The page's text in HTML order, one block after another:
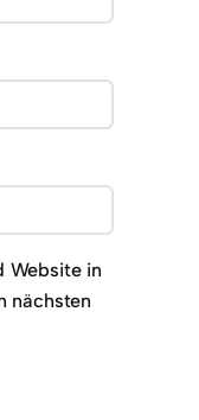
Website in
nächsten